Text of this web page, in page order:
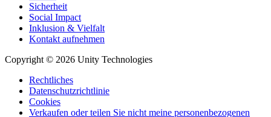
Sicherheit
Social Impact
Inklusion & Vielfalt
Kontakt aufnehmen
Copyright © 2026 Unity Technologies
Rechtliches
Datenschutzrichtlinie
Cookies
Verkaufen oder teilen Sie nicht meine personenbezogenen